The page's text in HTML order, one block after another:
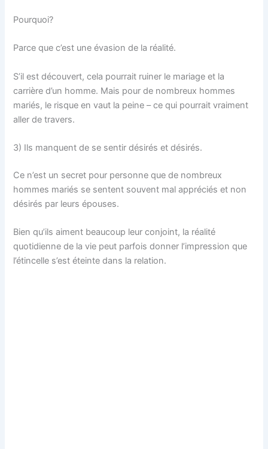
Pourquoi?
Parce que c’est une évasion de la réalité.
S’il est découvert, cela pourrait ruiner le mariage et la
carrière d’un homme. Mais pour de nombreux hommes
mariés, le risque en vaut la peine – ce qui pourrait vraiment
aller de travers.
3) Ils manquent de se sentir désirés et désirés.
Ce n’est un secret pour personne que de nombreux
hommes mariés se sentent souvent mal appréciés et non
désirés par leurs épouses.
Bien qu’ils aiment beaucoup leur conjoint, la réalité
quotidienne de la vie peut parfois donner l’impression que
l’étincelle s’est éteinte dans la relation.